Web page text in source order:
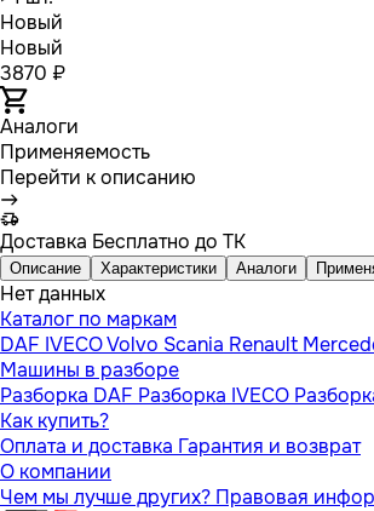
Новый
Новый
3870 ₽
Аналоги
Применяемость
Перейти к описанию
Доставка Бесплатно до ТК
Описание Характеристики Аналоги
Нет данных
Каталог по маркам
DAF IVECOVolvo Scania Renault
Машины в разборе
Разборка DAF Разборка IVECO
Как купить?
Оплата и доставка Гарантия и возврат
О компании
Чем мы лучше других? Правовая